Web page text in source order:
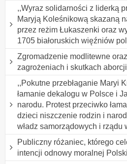
,,Wyraz solidarności z liderką
Maryją Koleśnikową skazaną
przez reżim Łukaszenki oraz
1705 białoruskich więźniów
Zgromadzenie modlitewne
zagrożeniach i skutkach
,,Pokutne przebłaganie Maryi
łamanie dekalogu w Polsce i
narodu. Protest przeciwko
dzieci niszczenie rodzin i
władz samorządowych i rządu
Publiczny różaniec, którego
intencji odnowy moralnej